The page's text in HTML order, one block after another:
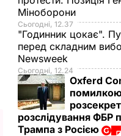
Міноборони
Сьогодні, 12.37
"Годинник цокає".
перед складним
Newsweek
Сьогодні, 12.24
Oxferd
розслідування ФБР
Трампа з Росією